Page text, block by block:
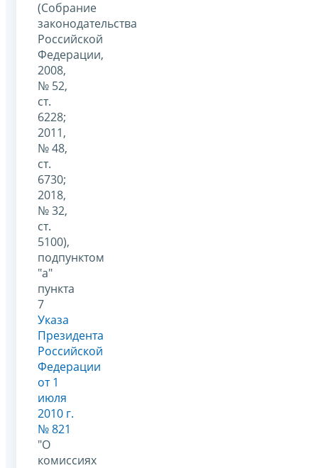
(Собрание
законодательства
Российской
Федерации,
2008,
№ 52,
ст.
6228;
2011,
№ 48,
ст.
6730;
2018,
№ 32,
ст.
5100),
подпунктом
"а"
пункта
7
Указа
Президента
Российской
Федерации
от 1
июля
2010 г.
№ 821
"О
комиссиях